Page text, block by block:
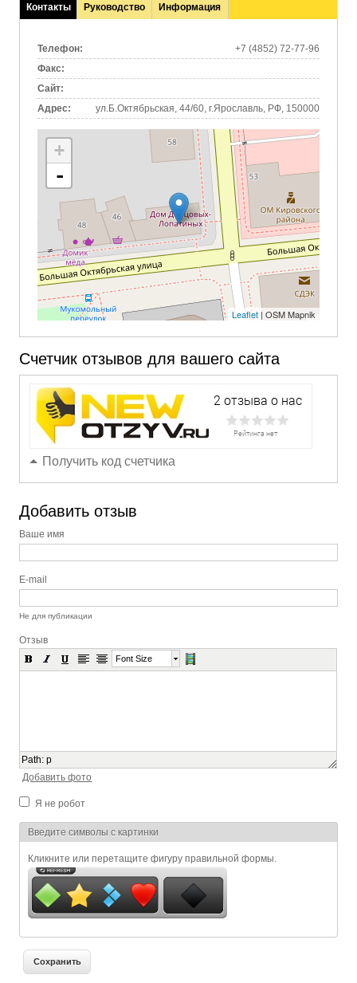
Контакты
(активная
Руководство Информация
Телефон:
+7 (4852) 72-77-96
Факс:
Сайт:
Адрес:
ул.Б.Октябрьская, 44/60, г.Ярославль, РФ, 150000
+
-
Leaflet| OSM Mapnik
Счетчик отзывов для вашего сайта
Получить код счетчика
Добавить отзыв
Ваше имя
E-mail
Не для публикации
Отзыв
Font Size
Path:p
Добавить фото
Я не робот
Я спамер
Введите символы с картинки
Кликните или перетащите фигуру правильной формы.